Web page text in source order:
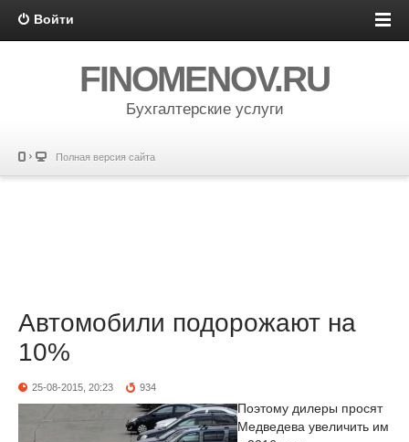
Войти
FINOMENOV.RU
Бухгалтерские услуги
Полная версия сайта
Автомобили подорожают на
10%
25-08-2015, 20:23 934
Поэтому дилеры просят
Медведева увеличить им